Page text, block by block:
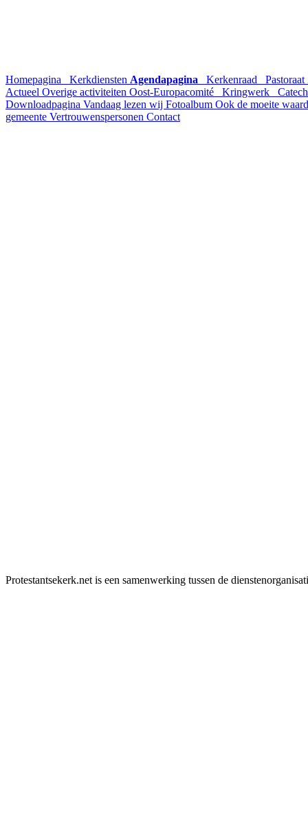
Homepagina Kerkdiensten Agendapagina Kerkenraad Pastoraat
Actueel Overige activiteiten Oost-Europacomité Kringwerk
Downloadpagina Vandaag lezen wij Fotoalbum Ook de moeite
gemeente Vertrouwenspersonen Contact
Protestantsekerk.net is een samenwerking tussen de